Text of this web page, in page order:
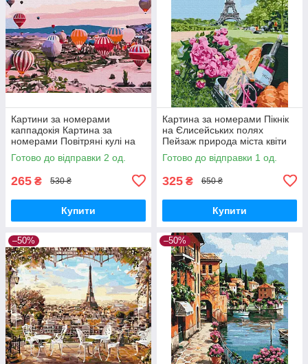
Картини за номерами
каппадокія Картина за
номерами Повітряні кулі на
світанку 40х50 Картини
живопису за номерами
Готово до відправки 2 од.
265 ₴ 530 ₴
Купити
Картина за номерами Пікнік
на Єлисейських полях
Пейзаж природа міста квіти
40х50см розпис по полотну
Brushme BS51635
Готово до відправки 1 од.
325 ₴ 650 ₴
Купити
–50% –50%